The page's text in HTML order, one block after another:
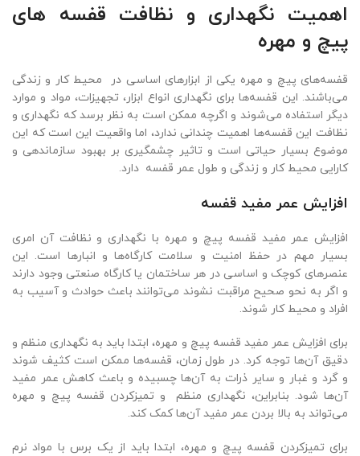
اهمیت نگهداری و نظافت قفسه‌ های
پیچ و مهره
قفسه‌های پیچ و مهره یکی از ابزارهای اساسی در محیط کار و زندگی
می‌باشند. این قفسه‌ها برای نگهداری انواع ابزار، تجهیزات، مواد و موارد
دیگر استفاده می‌شوند و اگرچه ممکن است به نظر برسد که نگهداری و
نظافت این قفسه‌ها اهمیت چندانی ندارد، اما واقعیت این است که این
موضوع بسیار حیاتی است و تاثیر چشمگیری بر بهبود سازماندهی و
کارایی محیط کار و زندگی و طول عمر قفسه دارد.
افزایش عمر مفید قفسه
افزایش عمر مفید قفسه پیچ و مهره با نگهداری و نظافت آن امری
بسیار مهم در حفظ امنیت و سلامت کارگاه‌ها و انبارها است. این
عنصر‌های کوچک و اساسی در هر ساختمان یا کارگاه صنعتی وجود دارند
و اگر به نحو صحیح مراقبت نشوند می‌توانند باعث حوادث و آسیب به
افراد و محیط کار شوند.
برای افزایش عمر مفید قفسه پیچ و مهره، ابتدا باید به نگهداری منظم و
دقیق آن‌ها توجه کرد. در طول زمان، قفسه‌ها ممکن است کثیف شوند
و گرد و غبار و سایر ذرات به آن‌ها چسبیده و باعث کاهش عمر مفید
آن‌ها شود. بنابراین، نگهداری منظم و تمیزکردن قفسه پیچ و مهره
می‌تواند به بالا بردن عمر مفید آن‌ها کمک کند.
برای تمیزکردن قفسه پیچ و مهره، ابتدا باید از یک برس با مواد نرم